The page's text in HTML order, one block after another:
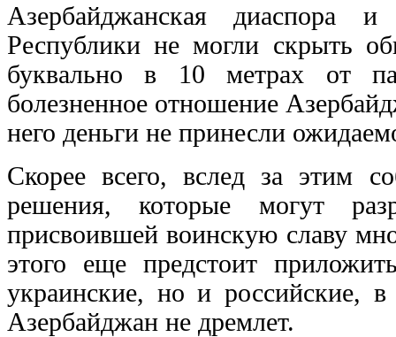
Азербайджанская
Республики не могли скрыть
буквально в 10 метрах от
болезненное отношение
него деньги не принесли
Скорее всего, вслед за этим
решения, которые могут
присвоившей воинскую славу
этого еще предстоит
украинские, но и российские,
Азербайджан не дремлет.